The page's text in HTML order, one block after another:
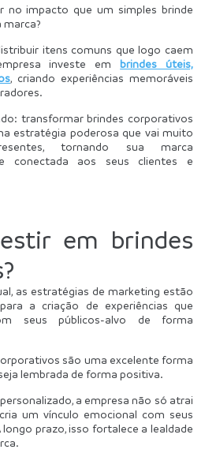
no impacto que um simples brinde
marca?
itens comuns que logo caem
investe em brindes úteis,
, criando experiências memoráveis
transformar brindes corporativos
estratégia poderosa que vai muito
tornando sua marca
conectada aos seus clientes e
em brindes
as estratégias de marketing estão
a criação de experiências que
seus públicos-alvo de forma
são uma excelente forma
lembrada de forma positiva.
a empresa não só atrai
um vínculo emocional com seus
prazo, isso fortalece a lealdade